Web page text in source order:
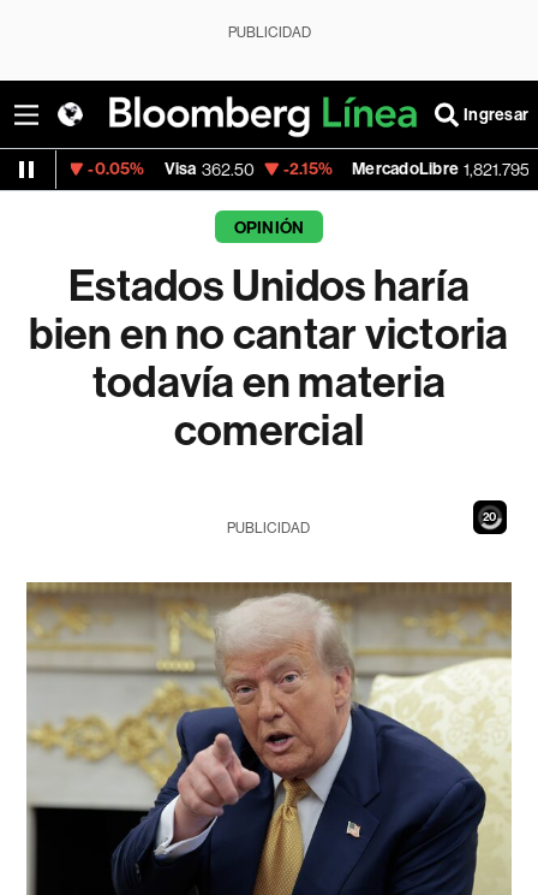
PUBLICIDAD
Ingresar
Visa 362.50 -2.15% MercadoLibre 1,821.795 -0.14%
OPINIÓN
Estados Unidos haría
bien en no cantar victoria
todavía en materia
comercial
18
PUBLICIDAD